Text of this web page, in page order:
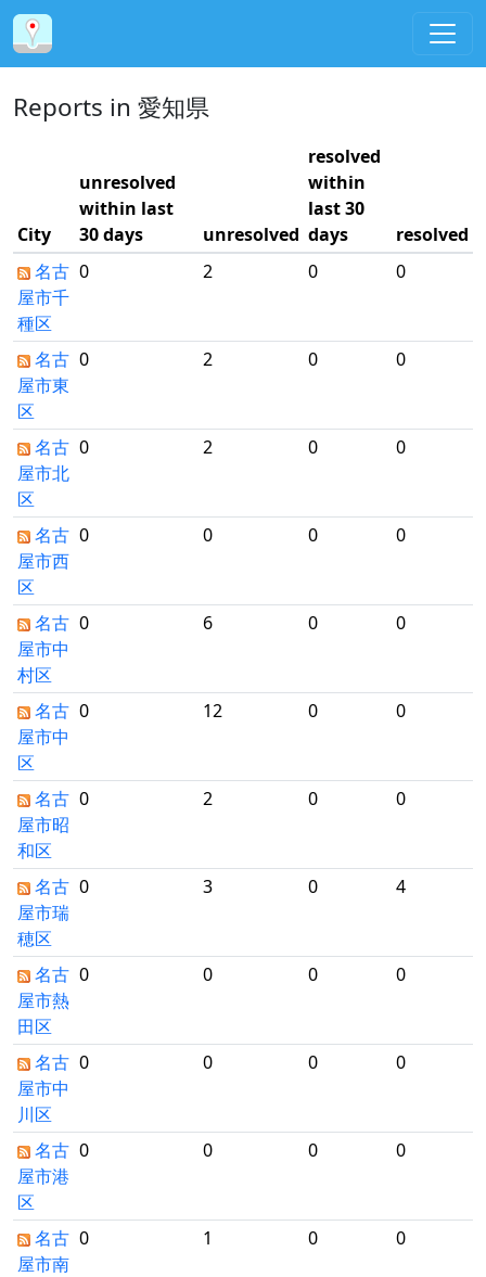
Reports in 愛知県
City
unresolved
within last
30 days
unresolved
resolved
within
last 30
days
resolved
名古
屋市千
種区
0 2 0 0
名古
屋市東
区
0 2 0 0
名古
屋市北
区
0 2 0 0
名古
屋市西
区
0 0 0 0
名古
屋市中
村区
0 6 0 0
名古
屋市中
区
0 12 0 0
名古
屋市昭
和区
0 2 0 0
名古
屋市瑞
穂区
0 3 0 4
名古
屋市熱
田区
0 0 0 0
名古
屋市中
川区
0 0 0 0
名古
屋市港
区
0 0 0 0
名古
屋市南
0 1 0 0